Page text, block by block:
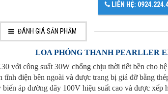
LIÊN HỆ:
ĐÁNH GIÁ SẢN PHẨM
LOA PHÓNG THANH PEARLLER
với công suất 30W chống chịu thời tiết bền cho
điện bên ngoài và được trang bị giá đỡ bằng
áp đường dây 100V hiệu suất cao và được